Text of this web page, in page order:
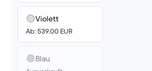
Violett
Ab: 539.00 EUR
Blau